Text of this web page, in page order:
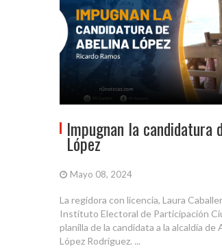
Impugnan la candidatura
López
Mayo 08, 2024
La regidora con licencia, Laura
Instituto Electoral de Participación
planilla de la candidata a la alcaldía de
López Rodríguez. ...